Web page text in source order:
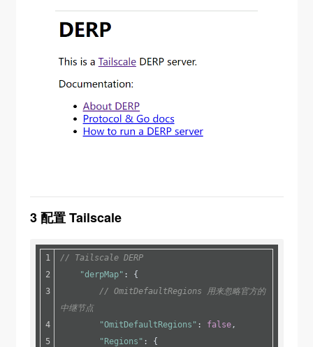
# 创建配置文件
# 在文件中写入以下内容
[ req ]
default_bits       = 4096
default_md         = sha256
[ req_distinguished_
[ v3_req ]
subjectAltName = @alt_names
[ alt_names ]
DNS.1 = derp.myself.com
3 配置 Tailscale
// Tailscale DERP
"derpMap" : {
// OmitDefaultRegions 用来忽略官方的
中继节点
"OmitDefaultRegions" : false,
"Regions" : {